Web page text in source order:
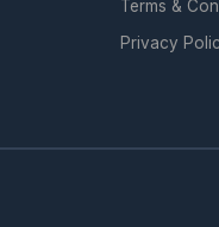
Terms &
Privacy